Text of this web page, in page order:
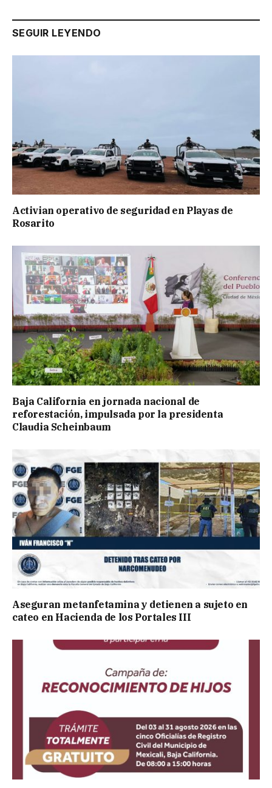
SEGUIR LEYENDO
Activian operativo de seguridad en Playas de
Rosarito
Baja California en jornada nacional de
reforestación, impulsada por la presidenta
Claudia Scheinbaum
Aseguran metanfetamina y detienen a sujeto en
cateo en Hacienda de los Portales III